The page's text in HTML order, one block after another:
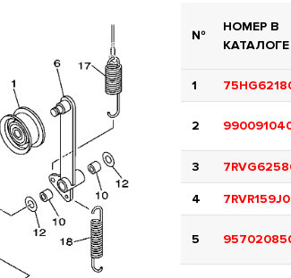
№
НОМЕР В
КАТАЛОГЕ
1
2
3
4
5